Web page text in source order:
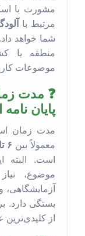
مشورت با
مرتبط با
شما خواهد
منطقه یا
موضوعات
❓ مدت
پایان
مدت زمان
معمولاً بین ۶ تا ۱۲ ماه
است. البته
موضوع،
آزمایشگاهی،
بستگی دارد.
از کلیدی‌ترین